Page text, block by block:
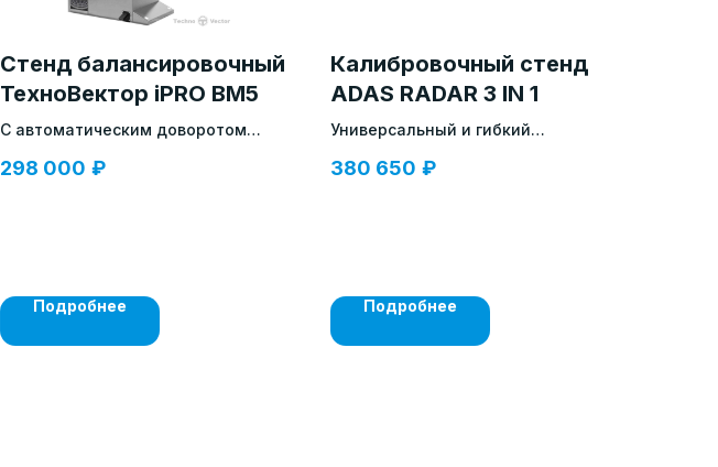
Стенд балансировочный
ТехноВектор iPRO BM5
С автоматическим доворотом
298 000 ₽
Подробнее
Калибровочный стенд
ADAS RADAR 3 IN 1
Универсальный и гибкий
380 650 ₽
Подробнее